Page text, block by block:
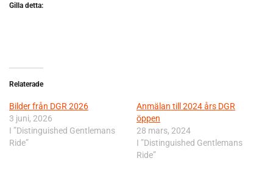
Gilla detta:
Relaterade
Bilder från DGR 2026
3 juni, 2026
I ”Distinguished Gentlemans
Ride”
Anmälan till 2024 års DGR
öppen
28 mars, 2024
I ”Distinguished Gentlemans
Ride”